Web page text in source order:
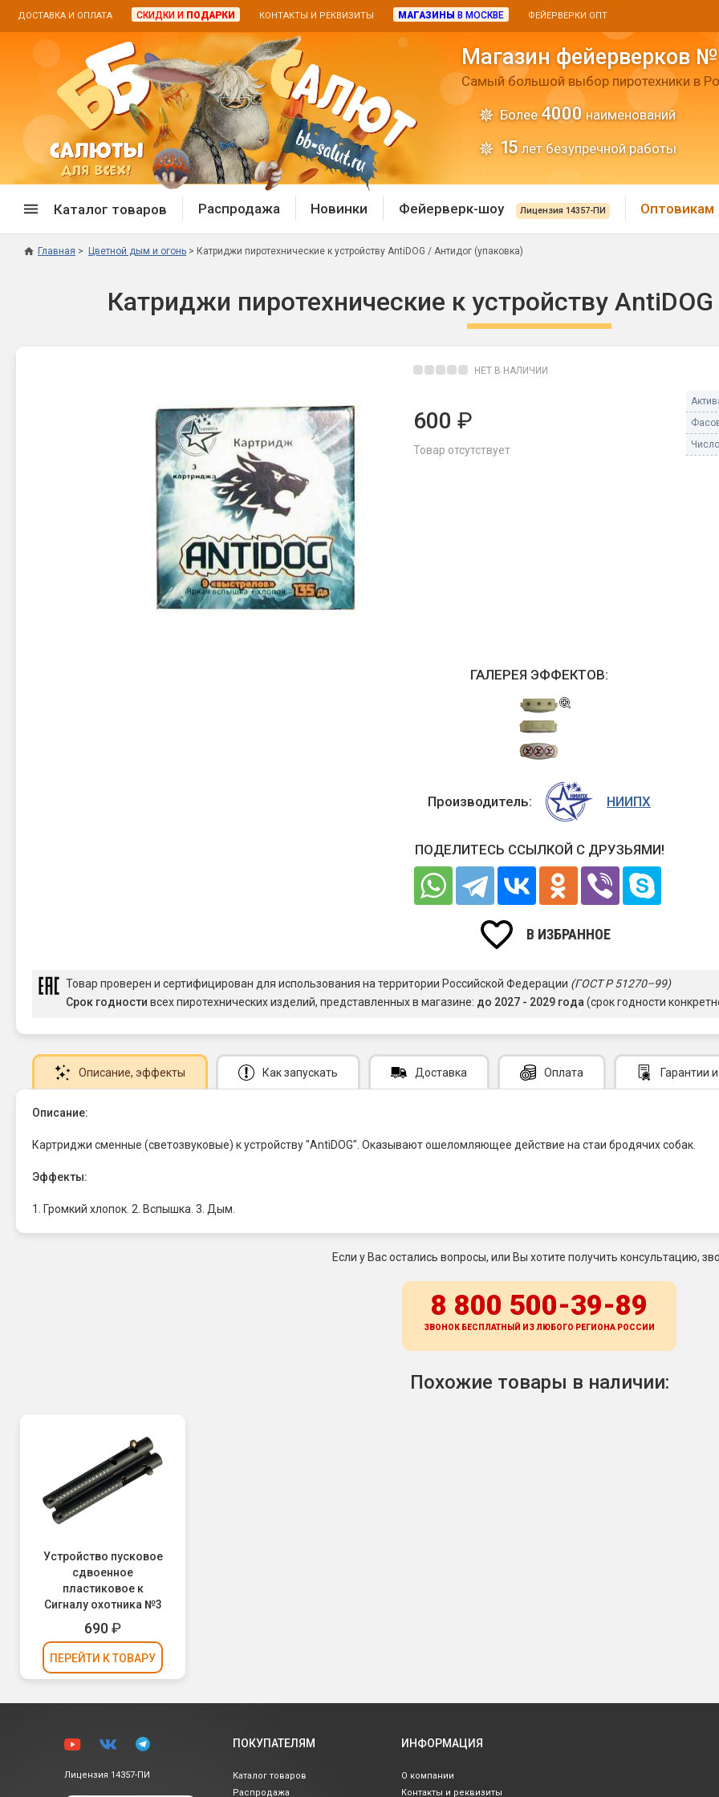
ДОСТАВКА И ОПЛАТА СКИДКИ И ПОДАРКИ КОНТАКТЫ И РЕКВИЗИТЫ МАГАЗИНЫ В МОСКВЕ ФЕЙЕРВЕРКИ ОПТ
Магазин фейерверков
Самый большой выбор пиротехники в
Более 4000 наименований
15 лет безупречной работы
Каталог товаров
Распродажа фейерверков
Фейерверки на свадьбу
Батареи салютов
Маленькие фейерверки
Средние фейерверки
Дневные батареи
Терочные
Фитильные
Лимонки, гранаты
Корсары
Летающие и наземные
Бабочки, пчелы
Жуки
Циркоблицы
Хлопушки и
Фестивальные шары
Распродажа Новинки Фейерверк-шоу Лицензия 14357-ПИ Оптовикам
Главная Цветной дым и огонь Катриджи пиротехнические к устройству AntiDOG / Антидог (упаковка)
Катриджи пиротехнические к устройству
НЕТ В НАЛИЧИИ
600 ₽
Товар отсутствует
ГАЛЕРЕЯ ЭФФЕКТОВ:
Производитель: НИИПХ
ПОДЕЛИТЕСЬ ССЫЛКОЙ С ДРУЗЬЯМИ!
В ИЗБРАННОЕ
Товар проверен и сертифицирован для использования на территории Российской Федерации (ГОСТ Р 51270–99)
Срок годности всех пиротехнических изделий, представленных в магазине: до 2027 - 2029 года (срок годности
Описание, эффекты Как запускать Доставка Оплата Гарантии
Описание:
Картриджи сменные (светозвуковые) к устройству "AntiDOG". Оказывают ошеломляющее действие на стаи бродячих собак.
Эффекты:
1. Громкий хлопок. 2. Вспышка. 3. Дым.
Если у Вас остались вопросы, или Вы хотите получить консультацию,
8 800 500-39-89
ЗВОНОК БЕСПЛАТНЫЙ ИЗ ЛЮБОГО РЕГИОНА РОССИИ
Похожие товары в наличии:
Устройство пусковое
сдвоенное
пластиковое к
Сигналу охотника №3
690₽
ПЕРЕЙТИ К ТОВАРУ
Лицензия 14357-ПИ
ПОКУПАТЕЛЯМ
Каталог товаров
Распродажа
ИНФОРМАЦИЯ
О компании
Контакты и реквизиты